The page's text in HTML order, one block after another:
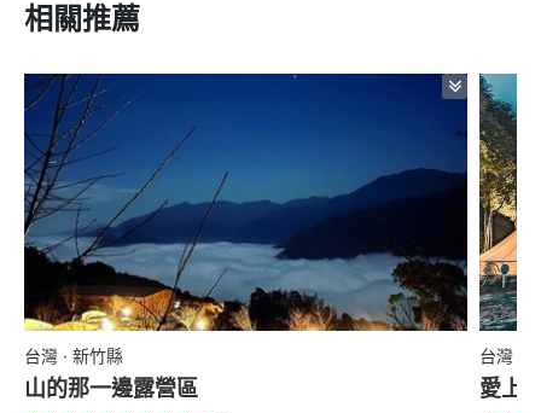
相關推薦
台灣 · 新竹縣
山的那一邊露營區
台灣 ·
愛上